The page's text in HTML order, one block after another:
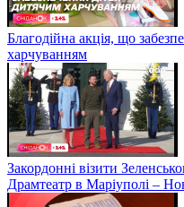
Благодійна акція, що
харчуванням
Закордонні візити
Драмтеатр в Маріуполі –